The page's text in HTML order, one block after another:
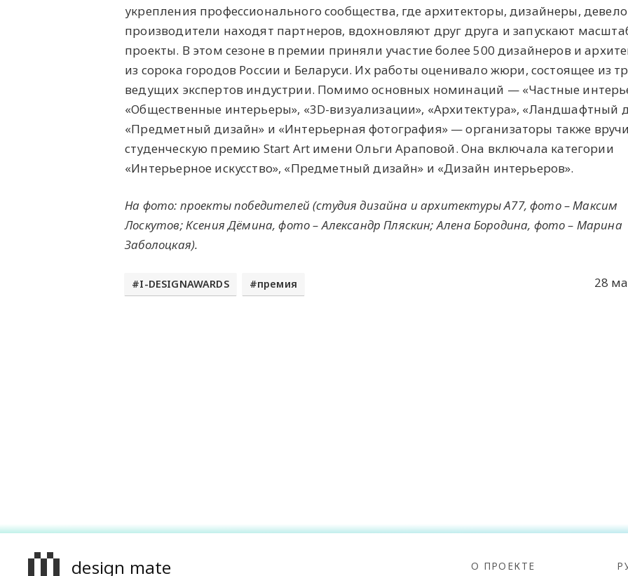
укрепления профессионального сообщества, где архитекторы, дизайнеры,
производители находят партнеров, вдохновляют друг друга и запускают
проекты. В этом сезоне в премии приняли участие более 500 дизайнеров и
из сорока городов России и Беларуси. Их работы оценивало жюри, состоящее из
ведущих экспертов индустрии. Помимо основных номинаций — «Частные
«Общественные интерьеры», «3D-визуализации», «Архитектура», «Ландшафтный
«Предметный дизайн» и «Интерьерная фотография» — организаторы также
студенческую премию Start Art имени Ольги Араповой. Она включала категории
«Интерьерное искусство», «Предметный дизайн» и «Дизайн интерьеров».
На фото: проекты победителей (студия дизайна и архитектуры А77, фото – Максим
Лоскутов; Ксения Дёмина, фото – Александр Пляскин; Алена Бородина, фото – Марина
Заболоцкая).
28
I-DESIGNAWARDS премия
design mate
О ПРОЕКТЕ